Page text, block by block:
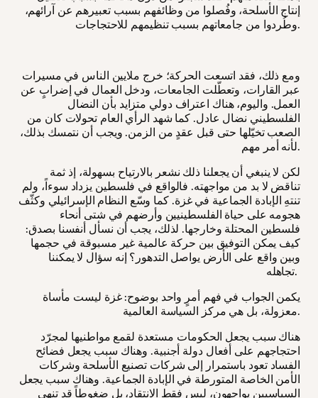
إنتاج الأسلحة، وفُصلوا من وظائفهم بسبب تعبيرهم عن آرائهم،
وطُردوا من جامعاتهم بسبب تنظيمهم للاحتجاجات.
ومع ذلك، فقد اتسعت الحركة؛ خرج ملايين الناس في مسيرات
عبر القارات، وتعطّلت الجامعات، ودخل العمال في إضرابٍ عن
العمل. واليوم، هناك اعتراف دولي متزايد بأن النضال
الفلسطيني نضال عادل. كما شهد الرأي العام تحولات كان من
الصعب تخيّلها حتى قبل عقدٍ من الزمن. ويجب أن نتمسك بذلك،
لأنه أمر مهم.
لكن لا ينبغي أن يجعلنا ذلك نشعر بالارتياح بسهولة، إذ ثمة
تناقض لا بد من مواجهته. فالواقع في فلسطين يزداد سوءاً، ولم
تنتهِ الإبادة الجماعية في غزة. كما وسّع النظام الإسرائيلي وكثّف
هجومه على حياة الفلسطينيين وأرضهم في شتى أنحاء
فلسطين المحتلة وخارجها. لذلك، يجب أن نسأل أنفسنا بصدق:
كيف يمكن التوفيق بين حركة عالمية غير مسبوقة في حجمها
وبين واقع على الأرض يواصل التدهور؟ إنه سؤال لا يمكننا
تجاهله.
يكمن الجواب في فهم أمرٍ واحد بوضوح: غزة ليست مأساة
معزولة، بل هي مركز السياسة العالمية.
هناك سبب يجعل الحكومات مستعدة لقمع مواطنيها لمجرّد
احتجاجهم على أفعال دولة أجنبية. وهناك سبب يجعل فضائح
الفساد تعود باستمرار إلى شركات تصنيع الأسلحة وشركات
الأمن الخاصة المتورطة في الإبادة الجماعية. وهناك سبب يجعل
السياسيين يواجهون، ليس فقط الانتقاد، بل ضغوطاً قد تنهي